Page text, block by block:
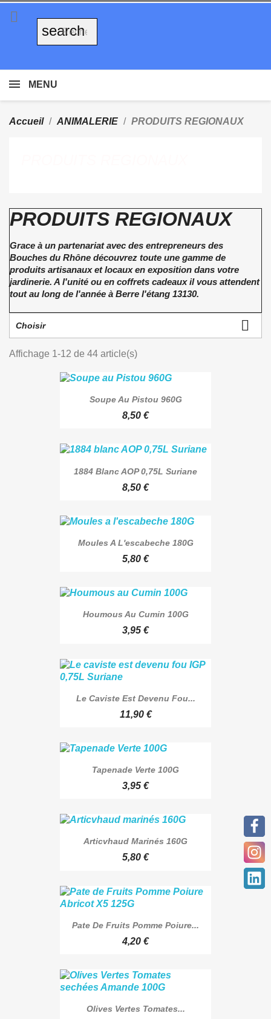

search
MENU
Accueil ANIMALERIE PRODUITS REGIONAUX
PRODUITS REGIONAUX
Grace à un partenariat avec des entrepreneurs des
Bouches du Rhône découvrez toute une gamme de
produits artisanaux et locaux en exposition dans votre
jardinerie. A l'unité ou en coffrets cadeaux il vous attendent
tout au long de l'année à Berre l'étang 13130.
Choisir 
Affichage 1-12 de 44 article(s)
Soupe Au Pistou 960G
8,50 €
1884 Blanc AOP 0,75L Suriane
8,50 €
Moules A L'escabeche 180G
5,80 €
Houmous Au Cumin 100G
3,95 €
Le Caviste Est Devenu Fou...
11,90 €
Tapenade Verte 100G
3,95 €
Articvhaud Marinés 160G
5,80 €
Pate De Fruits Pomme Poiure...
4,20 €
Olives Vertes Tomates...